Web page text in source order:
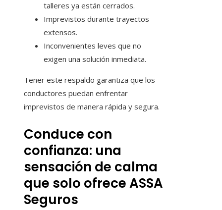
talleres ya están cerrados.
Imprevistos durante trayectos
extensos.
Inconvenientes leves que no
exigen una solución inmediata.
Tener este respaldo garantiza que los
conductores puedan enfrentar
imprevistos de manera rápida y segura.
Conduce con
confianza: una
sensación de calma
que solo ofrece ASSA
Seguros